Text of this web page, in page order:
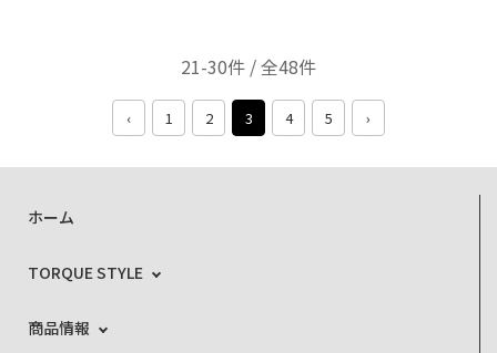
21-30件 / 全48件
‹ 1 2 3 4 5 ›
ホーム
TORQUE STYLE
商品情報